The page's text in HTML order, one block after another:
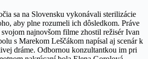
sa na Slovensku vykonávali sterilizácie
aby plne rozumeli ich dôsledkom. Práve
najnovšom filme zhostil režisér Ivan
s Marekom Leščákom napísal aj scenár k
dráme. Odbornou konzultantkou im pri